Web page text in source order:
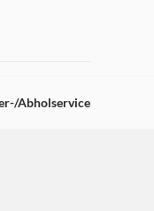
Abholservice